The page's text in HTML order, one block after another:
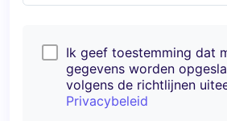
Ik geef toestemming dat
gegevens worden
volgens de richtlijnen
Privacybeleid